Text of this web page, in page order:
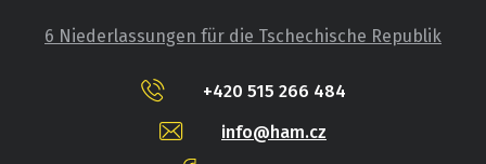
6 Niederlassungen für die Tschechische Republik
+420 515 266 484
info@ham.cz